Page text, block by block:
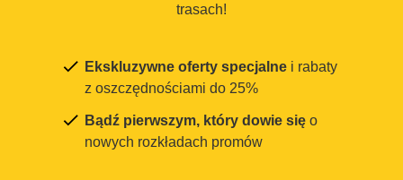
trasach!
Ekskluzywne oferty specjalne i rabaty
z oszczędnościami do 25%
Bądź pierwszym, który dowie się o
nowych rozkładach promów